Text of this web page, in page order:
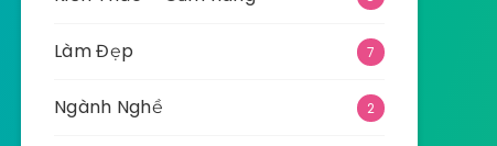
Làm Đẹp 7
Ngành Nghề 2